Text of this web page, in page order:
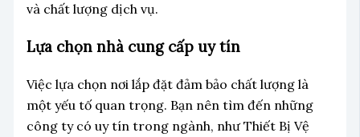
và chất lượng dịch vụ.
Lựa chọn nhà cung cấp uy tín
Việc lựa chọn nơi lắp đặt đảm bảo chất lượng là
một yếu tố quan trọng. Bạn nên tìm đến những
công ty có uy tín trong ngành, như Thiết Bị Vệ